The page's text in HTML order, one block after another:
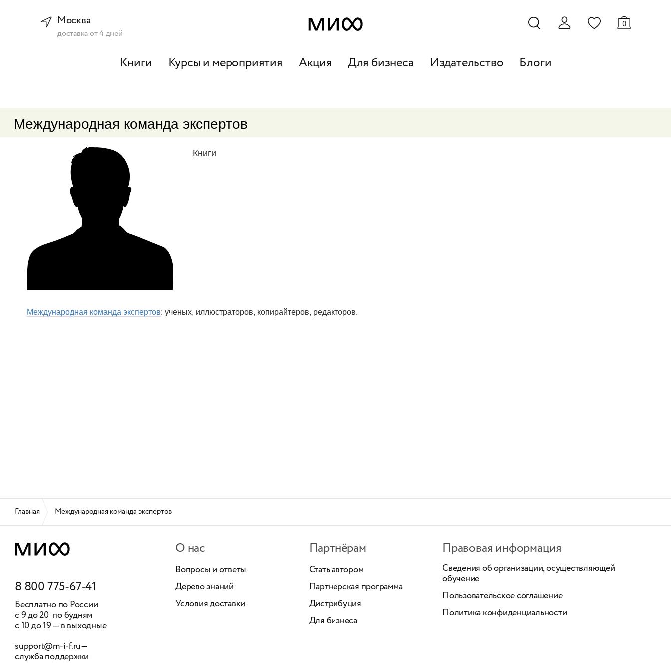
Москва
доставкаот4дней
0
Книги Курсы и мероприятия Акция Для бизнеса Издательство Блоги
Международная команда экспертов
Книги
Международная команда экспертов: ученых, иллюстраторов, копирайтеров, редакторов.
Главная Международная команда экспертов
8 800 775-67-41
Бесплатно по России
с 9 до 20 по будням
с 10 до 19 — в выходные
support@m-i-f.ru—
служба поддержки
О нас
Вопросы и ответы
Дерево знаний
Условия доставки
Партнёрам
Стать автором
Партнерская программа
Дистрибуция
Для бизнеса
Правовая информация
Сведения об организации, осуществляющей
обучение
Пользовательское соглашение
Политика конфиденциальности